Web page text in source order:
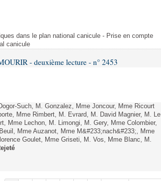
dans le plan national canicule - Prise en compte
canicule
- deuxième lecture - n° 2453
Such, M. Gonzalez, Mme Joncour, Mme Ricourt
Mme Rimbert, M. Evrard, M. David Magnier, M. Le
Mme Lechon, M. Limongi, M. Gery, Mme Colombier,
Mme Auzanot, Mme M&#233;nach&#233;, Mme
Goulet, Mme Griseti, M. Vos, Mme Blanc, M.